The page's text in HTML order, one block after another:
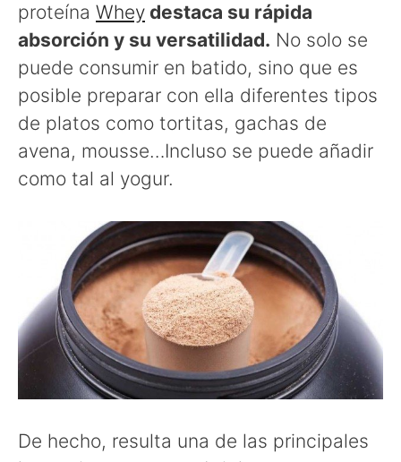
proteína Whey destaca su rápida
absorción y su versatilidad. No solo se
puede consumir en batido, sino que es
posible preparar con ella diferentes tipos
de platos como tortitas, gachas de
avena, mousse…Incluso se puede añadir
como tal al yogur.
De hecho, resulta una de las principales